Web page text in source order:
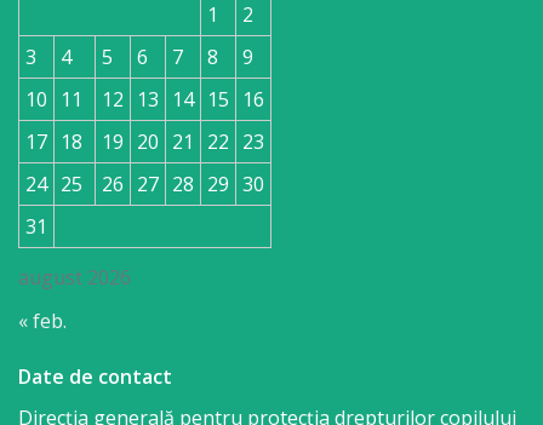
august 2026
1
2
3
4 5 6 7 8
9
10
11 12 13 14 15
16
17 18 19 20 21 22 23
24 25 26 27 28 29 30
31
« feb.
Date de contact
Direcția generală pentru protecția drepturilor copilului